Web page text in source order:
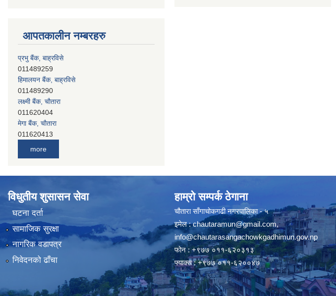
आपतकालीन नम्बरहरु
प्रभु बैंक, बाह्रविसे
011489259
हिमालयन बैंक, बाह्रविसे
011489290
लक्ष्मी बैंक, चाैतारा
011620404
मेगा बैंक, चाैतारा
011620413
011401005
011403051
सिभिल बैंक, मेलम्ची
011401055
नेपाल क्रेडिट एण्ड कमर्स बैंक, चाैतारा
011620402
यति विकास बैंक, मांखा
011482150
more
विधुतीय शुसासन सेवा
घटना दर्ता
सामाजिक सुरक्षा
नागरिक वडापत्र
निवेदनको ढाँचा
हाम्रो सम्पर्क ठेगाना
चौतारा साँगाचोकगढी नगरपालिका - ५
इमेल :chautaramun@gmail.com,
info@chautarasangachowkgadhimun.gov.np
फोन : +९७७ ०११-६२०३१३
फ्याक्स : +९७७ ०११-६२००४७